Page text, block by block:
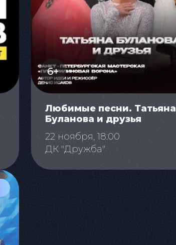
6+
Любимые песни. Татьяна
Буланова и друзья
22 ноября, 18:00
ДК "Дружба"